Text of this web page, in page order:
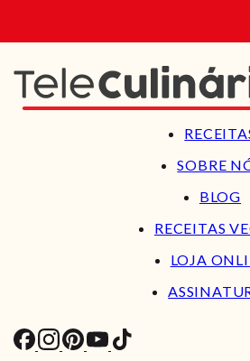
SOBRE
BLOG
RECEITAS
LOJA